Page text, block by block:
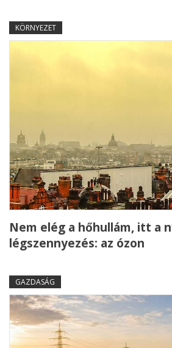
KÖRNYEZET
Nem elég a hőhullám, itt a
légszennyezés: az ózon
GAZDASÁG